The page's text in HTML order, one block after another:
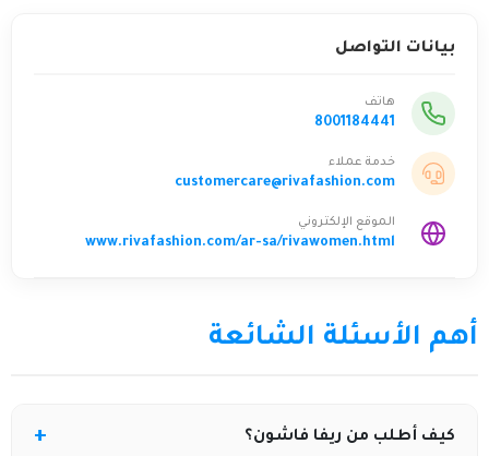
بيانات التواصل
هاتف
8001184441
خدمة عملاء
customercare@rivafashion.com
الموقع الإلكتروني
www.rivafashion.com/ar-sa/rivawomen.html
أهم الأسئلة الشائعة
كيف أطلب من ريفا فاشون؟